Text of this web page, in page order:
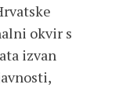
okvir s
izvan